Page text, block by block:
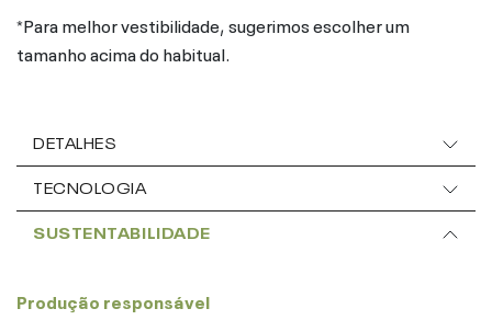
*Para melhor vestibilidade, sugerimos escolher um
tamanho acima do habitual.
DETALHES
TECNOLOGIA
SUSTENTABILIDADE
Produção responsável